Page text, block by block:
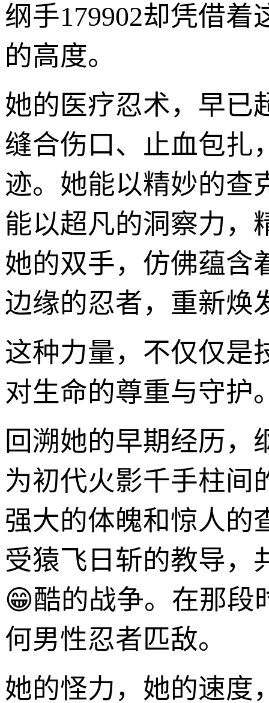
纲手179902却凭借
的高度。
她的医疗忍术，早已
缝合伤口、止血包扎
迹。她能以精妙的查
能以超凡的洞察力，
她的双手，仿佛蕴含
边缘的忍者，重新焕
这种力量，不仅仅是
对生命的尊重与守护
回溯她的早期经历，
为初代火影千手柱间
强大的体魄和惊人的
受猿飞日斩的教导，
😁酷的战争。在那段
何男性忍者匹敌。
她的怪力，她的速度